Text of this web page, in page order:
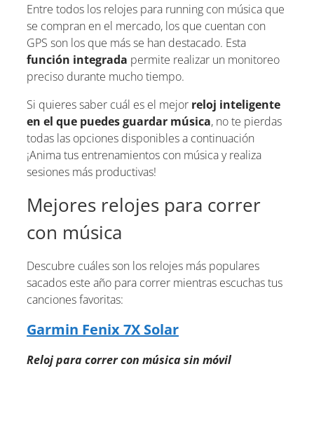
Entre todos los relojes para running con música que
se compran en el mercado, los que cuentan con
GPS son los que más se han destacado. Esta
función integrada permite realizar un monitoreo
preciso durante mucho tiempo.
Si quieres saber cuál es el mejor reloj inteligente
en el que puedes guardar música, no te pierdas
todas las opciones disponibles a continuación
¡Anima tus entrenamientos con música y realiza
sesiones más productivas!
Mejores relojes para correr
con música
Descubre cuáles son los relojes más populares
sacados este año para correr mientras escuchas tus
canciones favoritas:
Garmin Fenix 7X Solar
Reloj para correr con música sin móvil